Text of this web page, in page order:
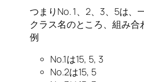
つまりNo. 1、2、3、5は、
クラス名のところ、組み合
例
No.1は15, 5, 3
No.2は15, 5